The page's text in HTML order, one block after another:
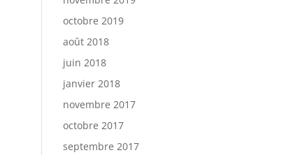
octobre 2019
août 2018
juin 2018
janvier 2018
novembre 2017
octobre 2017
septembre 2017